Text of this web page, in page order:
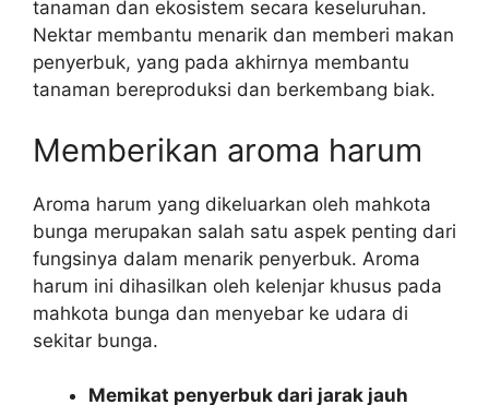
tanaman dan ekosistem secara keseluruhan.
Nektar membantu menarik dan memberi makan
penyerbuk, yang pada akhirnya membantu
tanaman bereproduksi dan berkembang biak.
Memberikan aroma harum
Aroma harum yang dikeluarkan oleh mahkota
bunga merupakan salah satu aspek penting dari
fungsinya dalam menarik penyerbuk. Aroma
harum ini dihasilkan oleh kelenjar khusus pada
mahkota bunga dan menyebar ke udara di
sekitar bunga.
Memikat penyerbuk dari jarak jauh